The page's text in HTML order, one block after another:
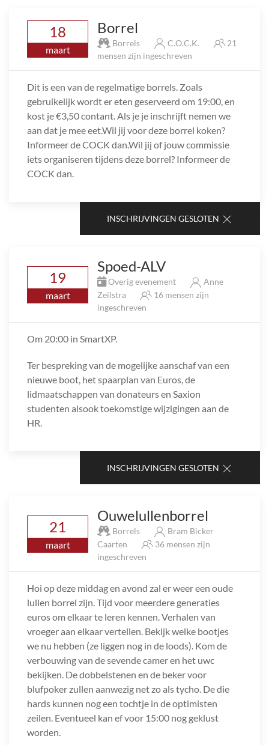
18
maart
Borrel
Borrels C.O.C.K.
21
mensen zijn ingeschreven
Dit is een van de regelmatige borrels. Zoals
gebruikelijk wordt er eten geserveerd om 19:00, en
kost je €3,50 contant. Als je je inschrijft nemen we
aan dat je mee eet.Wil jij voor deze borrel koken?
Informeer de COCK dan.Wil jij of jouw commissie
iets organiseren tijdens deze borrel? Informeer de
COCK dan.
INSCHRIJVINGEN GESLOTEN
19
maart
Spoed-ALV
Overig evenement
Anne
Zeilstra
16 mensen zijn
ingeschreven
Om 20:00 in SmartXP.
Ter bespreking van de mogelijke aanschaf van een
nieuwe boot, het spaarplan van Euros, de
lidmaatschappen van donateurs en Saxion
studenten alsook toekomstige wijzigingen aan de
HR.
INSCHRIJVINGEN GESLOTEN
21
maart
Ouwelullenborrel
Borrels
Bram Bicker
Caarten
36 mensen zijn
ingeschreven
Hoi op deze middag en avond zal er weer een oude
lullen borrel zijn. Tijd voor meerdere generaties
euros om elkaar te leren kennen. Verhalen van
vroeger aan elkaar vertellen. Bekijk welke bootjes
we nu hebben (ze liggen nog in de loods). Kom de
verbouwing van de sevende camer en het uwc
bekijken. De dobbelstenen en de beker voor
blufpoker zullen aanwezig net zo als tycho. De die
hards kunnen nog een tochtje in de optimisten
zeilen. Eventueel kan ef voor 15:00 nog geklust
worden.